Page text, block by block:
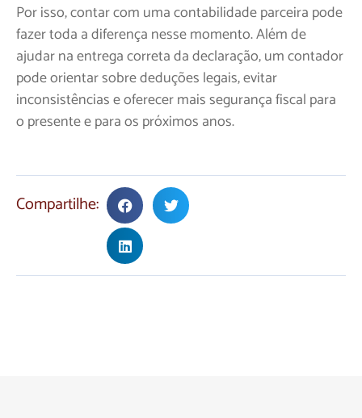
Por isso, contar com uma contabilidade parceira pode
fazer toda a diferença nesse momento. Além de
ajudar na entrega correta da declaração, um contador
pode orientar sobre deduções legais, evitar
inconsistências e oferecer mais segurança fiscal para
o presente e para os próximos anos.
Compartilhe: